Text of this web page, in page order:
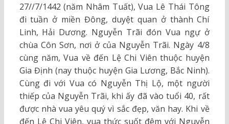
27//7/1442 (năm Nhâm Tuất), Vua Lê Thái Tông
đi tuần ở miền Đông, duyệt quan ở thành Chí
Linh, Hải Dương. Nguyễn Trãi đón Vua ngự ở
chùa Côn Sơn, nơi ở của Nguyễn Trãi. Ngày 4/8
cùng năm, Vua về đến Lệ Chi Viên thuộc huyện
Gia Định (nay thuộc huyện Gia Lương, Bắc Ninh).
Cùng đi với Vua có Nguyễn Thị Lộ, một người
thiếp của Nguyễn Trãi, khi ấy đã vào tuổi 40, rất
được nhà vua yêu quý vì sắc đẹp, văn hay. Khi về
đến Lệ Chi Viên, vua thức suốt đêm với Nguyễn